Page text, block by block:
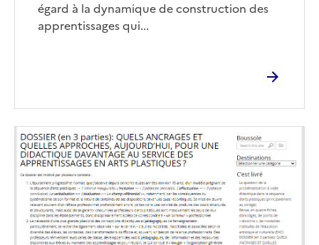
égard à la dynamique de construction des
apprentissages qui...
Image
de
couverture
(conseillée)